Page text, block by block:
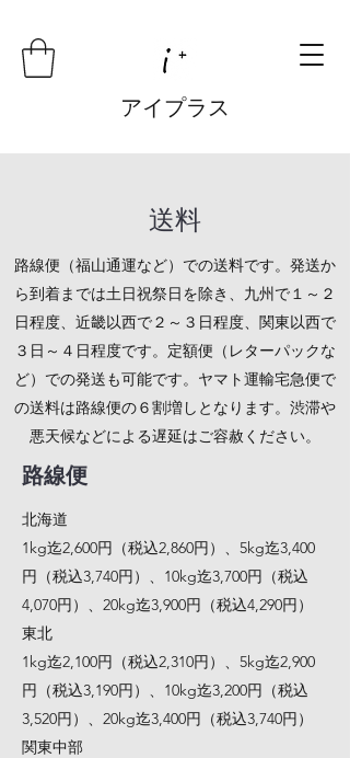
アイプラス
​​送料
路線便（福山通運など）での送料です。発送か
ら到着までは土日祝祭日を除き、九州で１～２
日程度、近畿以西で２～３日程度、関東以西で
３日～４日程度です。定額便（レターパックな
ど）での発送も可能です。ヤマト運輸宅急便で
の送料は路線便の６割増しとなります。渋滞や
悪天候などによる遅延はご容赦ください。
路線便
北海道
1kg迄2,600円（税込2,860円）、5kg迄3,400
円（税込3,740円）、10kg迄3,700円（税込
4,070円）、20kg迄3,900円（税込4,290円）
東北
1kg迄2,100円（税込2,310円）、5kg迄2,900
円（税込3,190円）、10kg迄3,200円（税込
3,520円）、20kg迄3,400円（税込3,740円）
関東中部